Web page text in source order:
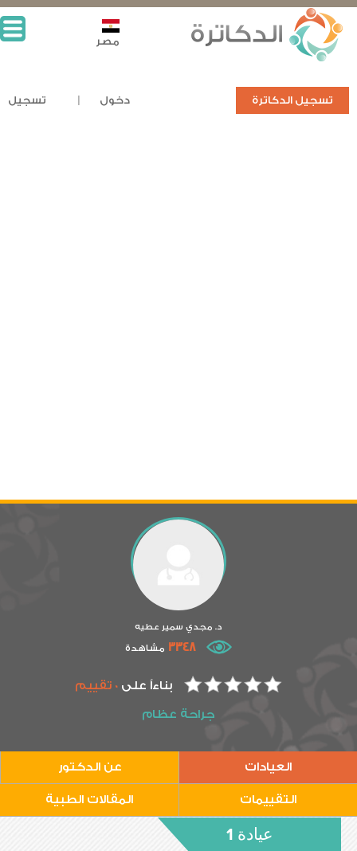
تسجيل الدكاترة دخول تسجيل
مصر
د. مجدي سمير عطيه
3348 مشاهدة
بناءاً على 0 تقييم
جراحة عظام
العيادات عن الدكتور
التقييمات المقالات الطبية
عيادة 1